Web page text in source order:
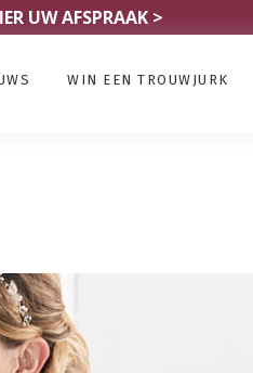
UW AFSPRAAK >
WIN EEN TROUWJURK